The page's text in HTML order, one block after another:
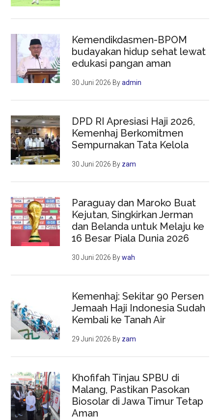
Kemendikdasmen-BPOM
budayakan hidup sehat lewat
edukasi pangan aman
30 Juni 2026 Byadmin
DPD RI Apresiasi Haji 2026,
Kemenhaj Berkomitmen
Sempurnakan Tata Kelola
30 Juni 2026 By zam
Paraguay dan Maroko Buat
Kejutan, Singkirkan Jerman
dan Belanda untuk Melaju ke
16 Besar Piala Dunia 2026
30 Juni 2026 Bywah
Kemenhaj: Sekitar 90 Persen
Jemaah Haji Indonesia Sudah
Kembali ke Tanah Air
29 Juni 2026 By zam
Khofifah Tinjau SPBU di
Malang, Pastikan Pasokan
Biosolar di Jawa Timur Tetap
Aman